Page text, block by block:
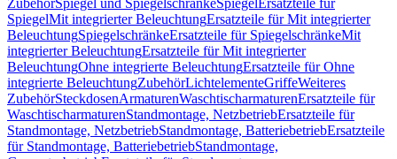
ZubehörSpiegel und SpiegelschränkeSpiegel Ersatzteile für
SpiegelMit integrierter BeleuchtungErsatzteile für Mit integrierter
BeleuchtungSpiegelschränkeErsatzteile für SpiegelschränkeMit
integrierter BeleuchtungErsatzteile für Mit integrierter
BeleuchtungOhne integrierte BeleuchtungErsatzteile für Ohne
integrierte BeleuchtungZubehörLichtelementeGriffeWeiteres
ZubehörSteckdosenArmaturenWaschtischarmaturenErsatzteile für
WaschtischarmaturenStandmontage, NetzbetriebErsatzteile für
Standmontage, NetzbetriebStandmontage, BatteriebetriebErsatzteile
für Standmontage, BatteriebetriebStandmontage,